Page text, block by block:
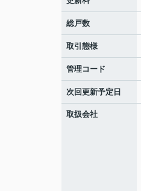
総戸数
取引態様
管理コード
次回更新予定日
取扱会社